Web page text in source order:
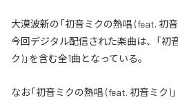
大漠波新の「初音ミクの熱唱 (feat. 初
今回デジタル配信された楽曲は、「初
ク)」を含む全1曲となっている。
なお「初音ミクの熱唱 (feat. 初音ミク)